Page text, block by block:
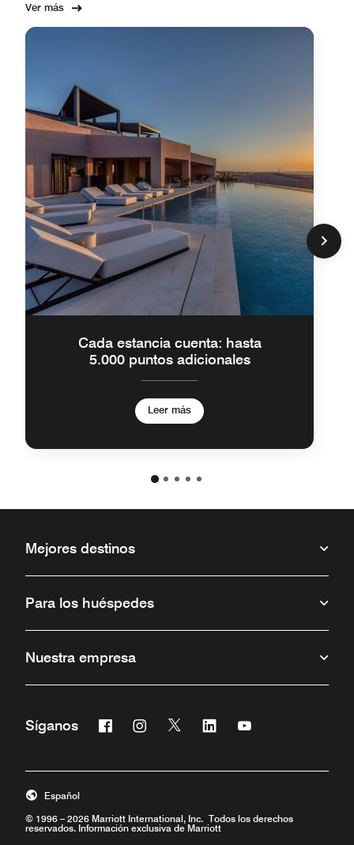
Ver más
Cada estancia cuenta: hasta
5.000 puntos adicionales
Leer más
Mejores destinos
Para los huéspedes
Nuestra empresa
Síganos Facebook
Abre una ventana nueva
Instagram
Abre una ventana nueva
Twitter
Abre una ventana nueva
Linkedin
Abre una ventana nueva
Abre una ventana
© 1996 – 2026 Marriott International, Inc. Todos los derechos
reservados. Información exclusiva de Marriott
Español